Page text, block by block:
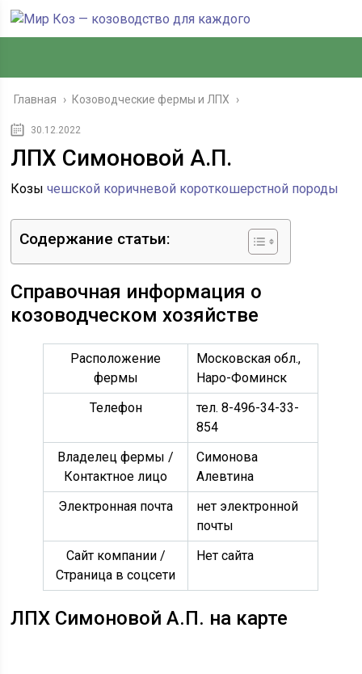
Главная › Козоводческие фермы и ЛПХ ›
30.12.2022
ЛПХ Симоновой А.П.
Козычешской коричневой короткошерстной породы
Содержание статьи:
Справочная информация о
козоводческом хозяйстве
Расположение
фермы
Московская обл.,
Наро-Фоминск
Телефон
тел. 8-496-34-33-
854
Владелец фермы /
Контактное лицо
Симонова
Алевтина
Электронная почта
нет электронной
почты
Сайт компании /
Страница в соцсети
Нет сайта
ЛПХ Симоновой А.П. на карте